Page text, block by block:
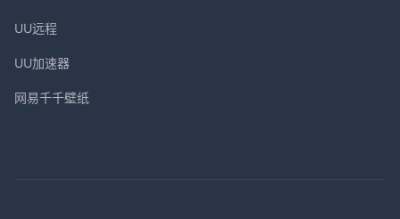
UU远程
UU加速器
网易千千壁纸